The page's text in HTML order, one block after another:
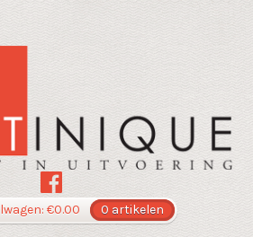
€0.00 0 artikelen